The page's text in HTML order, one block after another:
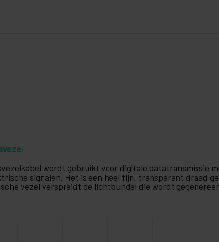
wordt gebruikt voor digitale datatransmissie
signalen. Het is een heel fijn, transparant draad
vezel verspreidt de lichtbundel die wordt